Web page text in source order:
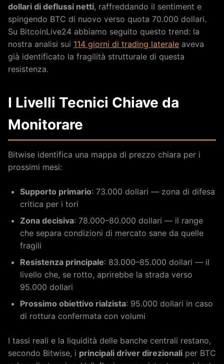
dollari di deflussi netti, raffreddando il sentiment e
spingendo BTC di nuovo verso quota 70.000 dollari.
Su BitcoinLive24 abbiamo seguito questo trend: la
nostra analisi sui 114 giorni di trading laterale aveva
già identificato la fragilità strutturale di questa
resistenza.
I Livelli Tecnici Chiave da
Monitorare
Bitwise identifica una mappa di prezzo chiara per i
prossimi mesi:
Supporto primario: 73.000 dollari — zona di difesa
critica per i tori
Zona decisiva: 78.000–80.000 dollari — il range
che separa condizioni di mercato sane da quelle
fragili
Resistenza principale: 83.000–85.000 dollari — il
livello che, se rotto, aprirebbe la strada verso
95.000 dollari
Prossimo obiettivo rialzista: 95.000 dollari in caso
di rottura confermata con volumi
I tassi reali e la liquidità delle banche centrali restano,
secondo Bitwise, i principali driver direzionali per BTC